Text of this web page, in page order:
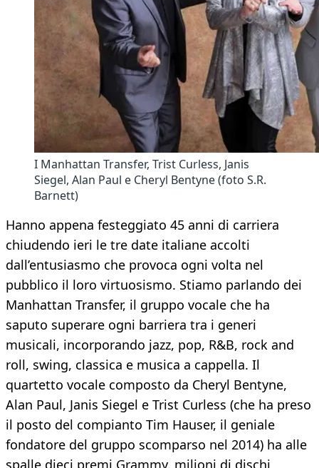
I Manhattan Transfer, Trist Curless, Janis
Siegel, Alan Paul e Cheryl Bentyne (foto S.R.
Barnett)
Hanno appena festeggiato 45 anni di carriera
chiudendo ieri le tre date italiane accolti
dall’entusiasmo che provoca ogni volta nel
pubblico il loro virtuosismo. Stiamo parlando dei
Manhattan Transfer, il gruppo vocale che ha
saputo superare ogni barriera tra i generi
musicali, incorporando jazz, pop, R&B, rock and
roll, swing, classica e musica a cappella. Il
quartetto vocale composto da Cheryl Bentyne,
Alan Paul, Janis Siegel e Trist Curless (che ha preso
il posto del compianto Tim Hauser, il geniale
fondatore del gruppo scomparso nel 2014) ha alle
spalle dieci premi Grammy, milioni di dischi